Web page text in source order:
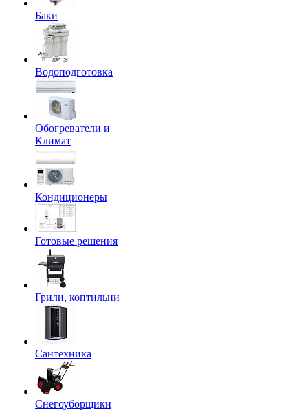
Баки
Водоподготовка
Обогреватели и
Климат
Кондиционеры
Готовые решения
Грили, коптильни
Сантехника
Снегоуборщики